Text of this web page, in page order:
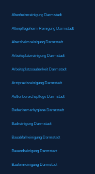
Altenheimreinigung Darmstadt
Altenpflegeheim Reinigung Darmstadt
Altersheimreinigung Darmstadt
Arbeitsplatzreinigung Darmstadt
Arbeitsplatzsauberkeit Darmstadt
Arztpraxisreinigung Darmstadt
Außenbereichspflege Darmstadt
Badezimmerhygiene Darmstadt
Badreinigung Darmstadt
Bauabfallreinigung Darmstadt
Bauendreinigung Darmstadt
Baufeinreinigung Darmstadt